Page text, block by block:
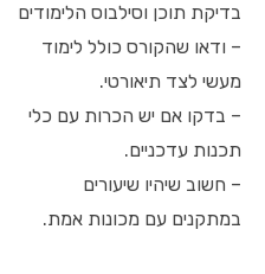
בדיקת תוכן וסילבוס הלימודים
– ודאו שהקורס כולל לימוד
מעשי לצד תיאורטי.
– בדקו אם יש הכרות עם כלי
תכנות עדכניים.
– חשוב שיהיו שיעורים
במתקנים עם מכונות אמת.